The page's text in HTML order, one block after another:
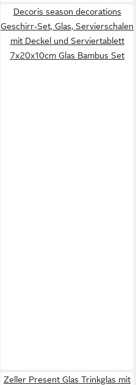
Decoris season decorations
Geschirr-Set, Glas, Servierschalen
mit Deckel und Serviertablett
7x20x10cm Glas Bambus Set
Zeller Present Glas Trinkglas mit